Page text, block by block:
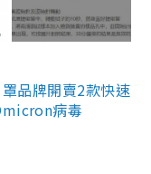
品牌開賣2款快速
病毒